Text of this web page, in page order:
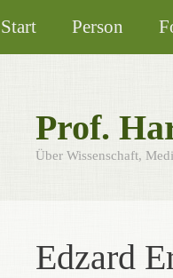
Inhalt
springen
Start Person
Prof.
Über Wissenschaft,
Edzard